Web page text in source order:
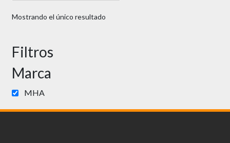
Mostrando el único resultado
Filtros
Marca
MHA